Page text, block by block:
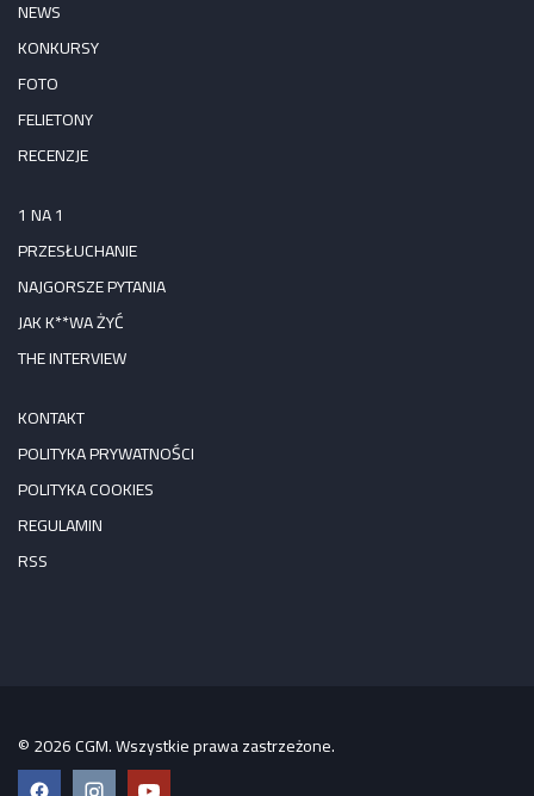
NEWS
KONKURSY
FOTO
FELIETONY
RECENZJE
1 NA 1
PRZESŁUCHANIE
NAJGORSZE PYTANIA
JAK K**WA ŻYĆ
THE INTERVIEW
KONTAKT
POLITYKA PRYWATNOŚCI
POLITYKA COOKIES
REGULAMIN
RSS
© 2026 CGM. Wszystkie prawa zastrzeżone.
FacebookInstagramYouTube